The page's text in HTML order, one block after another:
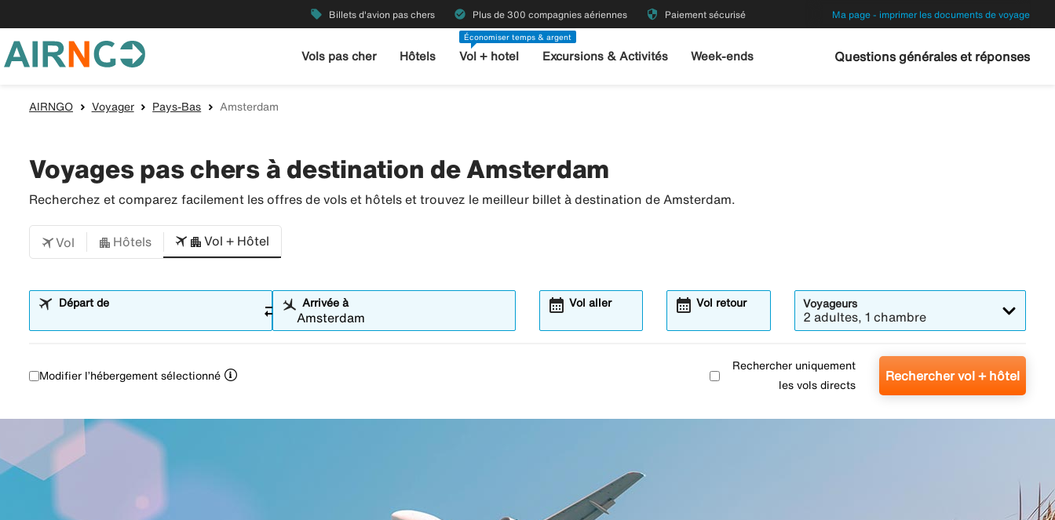
local_offer Billets d'avion pas chers check_circle Plus de 300 compagnies aériennes security Paiement sécurisé Ma page - imprimer les documents de voyage
Vols pas cher Hôtels
Économiser temps & argent
Vol + hotel Excursions & Activités Week-ends Questions générales et réponses
AIRNGO Voyager Pays-Bas Amsterdam
Voyages pas chers à destination de Amsterdam
Recherchez et comparez facilement les offres de vols et hôtels et trouvez le meilleur billet à destination de Amsterdam.
Vol Hôtels Vol + Hôtel
Départ de sync_alt Arrivée à Vol aller
calendar_month Vol retour
calendar_month Voyageurs
2 adultes, 1 chambre
Modifier l’hébergement sélectionné
Rechercher uniquement
les vols directs
Rechercher vol + hôtel